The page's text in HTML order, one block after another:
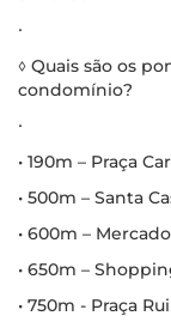
∙
◊ Quais são os
condomínio?
∙
• 190m – Praça
• 500m – Santa
• 600m –
• 650m –
• 750m - Praça